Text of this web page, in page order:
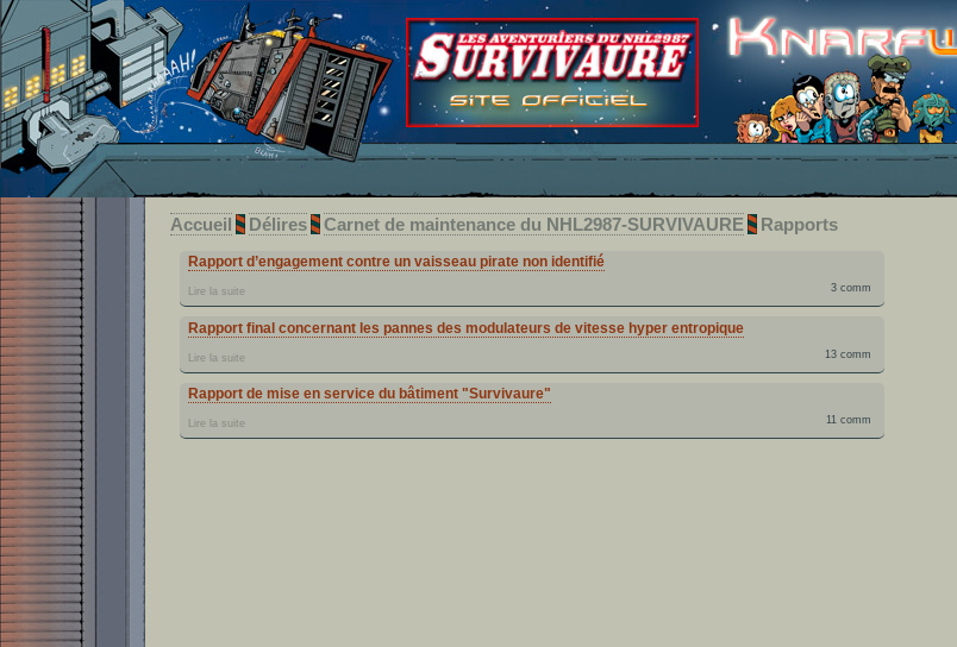
Accueil Délires Carnet de maintenance du NHL2987-SURVIVAURE Rapports
Rapport d’engagement contre un vaisseau pirate non identifié
3 comm
Lire la suite
Rapport final concernant les pannes des modulateurs de vitesse hyper entropique
13 comm
Lire la suite
Rapport de mise en service du bâtiment "Survivaure"
11 comm
Lire la suite